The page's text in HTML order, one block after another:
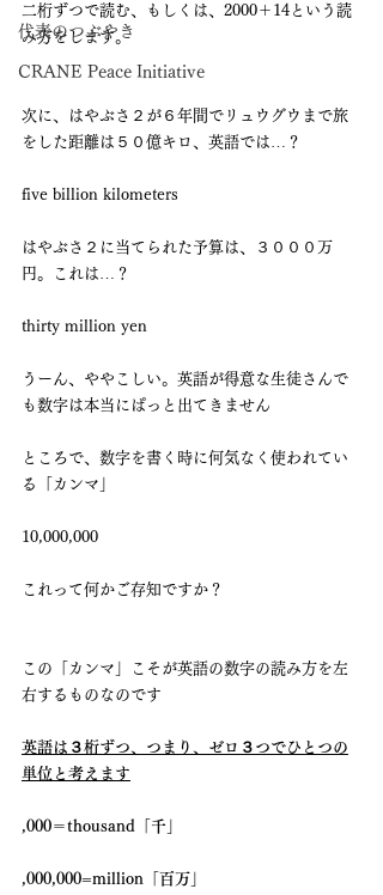
代表のつぶやき
CRANE Peace Initiative
二桁ずつで読む、もしくは、2000＋14という読
み方をします。
次に、はやぶさ２が６年間でリュウグウまで旅
をした距離は５０億キロ、英語では…？
five billion kilometers
はやぶさ２に当てられた予算は、３０００万
円。これは…？
thirty million yen
うーん、ややこしい。英語が得意な生徒さんで
も数字は本当にぱっと出てきません
ところで、数字を書く時に何気なく使われてい
る「カンマ」
10,000,000
これって何かご存知ですか？
この「カンマ」こそが英語の数字の読み方を左
右するものなのです
英語は３桁ずつ、つまり、ゼロ３つでひとつの
単位と考えます
,000＝thousand「千」
,000,000=million「百万」